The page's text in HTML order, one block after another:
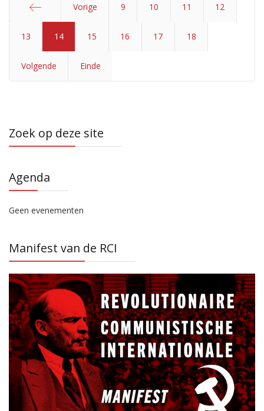
Start
Vorige 9 10 11 12
13 14 15 16 17 18
Volgende Einde
Zoek op deze site
Agenda
Geen evenementen
Manifest van de RCI